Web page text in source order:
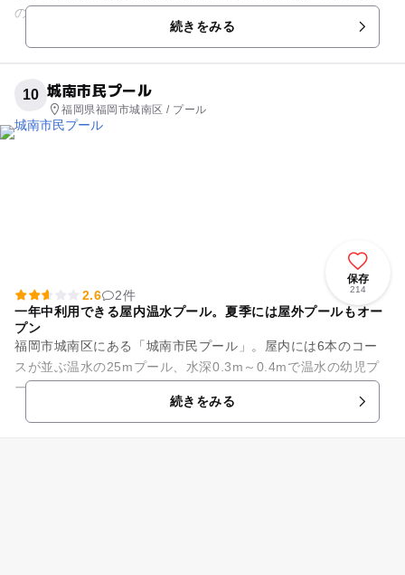
の麓に流れる岩岳川を使った河川プールで、標高350m付近
で、市街地より2～3度涼し...続きをみる
10 城南市民プール
福岡県福岡市城南区 / プール
保存
214
2.6
2件
一年中利用できる屋内温水プール。夏季には屋外プールもオー
プン
福岡市城南区にある「城南市民プール」。屋内には6本のコー
スが並ぶ温水の25mプール、水深0.3m～0.4mで温水の幼児プ
ールと、水深0.9mで1コースの幼児コースを備えています。屋
続きをみる